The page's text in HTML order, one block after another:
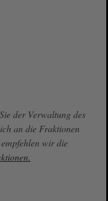
der Verwaltung des
an die Fraktionen
wir die